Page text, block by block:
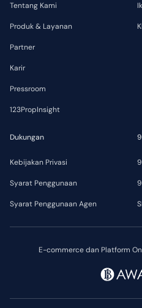
E-commerce dan Platform
Tentang Kami
Produk & Layanan
Partner
Karir
Pressroom
123PropInsight
Dukungan
Kebijakan Privasi
Syarat Penggunaan
Syarat Penggunaan Agen